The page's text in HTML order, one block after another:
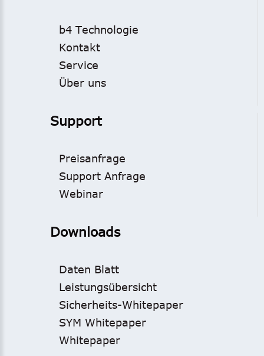
b4 Technologie
Kontakt
Service
Über uns
Support
Preisanfrage
Support Anfrage
Webinar
Downloads
Daten Blatt
Leistungsübersicht
Sicherheits-Whitepaper
SYM Whitepaper
Whitepaper